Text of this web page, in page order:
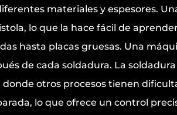
materiales y espesores.
lo que la hace fácil de
hasta placas gruesas. Una
de cada soldadura. La
otros procesos tienen
lo que ofrece un control